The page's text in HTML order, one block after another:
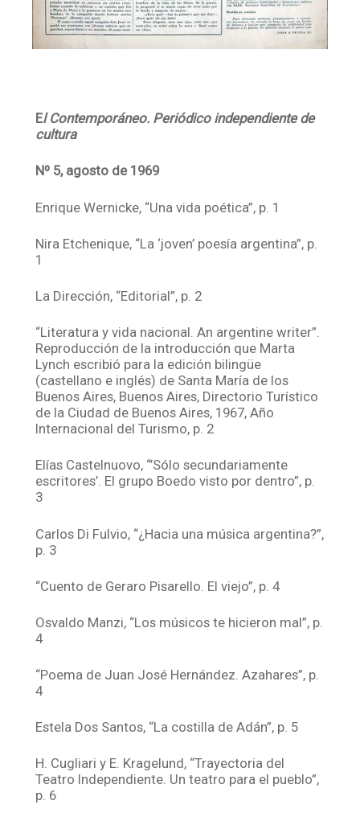
El Contemporáneo. Periódico independiente de
cultura
Nº 5, agosto de 1969
Enrique Wernicke, “Una vida poética”, p. 1
Nira Etchenique, “La ‘joven’ poesía argentina”, p.
1
La Dirección, “Editorial”, p. 2
“Literatura y vida nacional. An argentine writer”.
Reproducción de la introducción que Marta
Lynch escribió para la edición bilingüe
(castellano e inglés) de Santa María de los
Buenos Aires, Buenos Aires, Directorio Turístico
de la Ciudad de Buenos Aires, 1967, Año
Internacional del Turismo, p. 2
Elías Castelnuovo, “’Sólo secundariamente
escritores’. El grupo Boedo visto por dentro”, p.
3
Carlos Di Fulvio, “¿Hacia una música argentina?”,
p. 3
“Cuento de Geraro Pisarello. El viejo”, p. 4
Osvaldo Manzi, “Los músicos te hicieron mal”, p.
4
“Poema de Juan José Hernández. Azahares”, p.
4
Estela Dos Santos, “La costilla de Adán”, p. 5
H. Cugliari y E. Kragelund, “Trayectoria del
Teatro Independiente. Un teatro para el pueblo”,
p. 6